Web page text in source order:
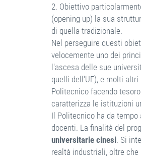
2. Obiettivo
(opening up) la sua
di quella tradizionale.
Nel perseguire questi
velocemente uno dei
l'ascesa delle sue
quelli dell'UE), e molti
Politecnico facendo
caratterizza le istituzioni
Il Politecnico ha da
docenti. La finalità del
universitarie cinesi. Si
realtà industriali, oltre che